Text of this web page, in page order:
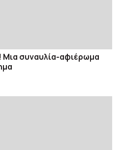
συναυλία-αφιέρωμα